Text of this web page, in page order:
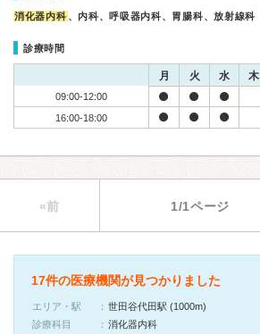
消化器内科 、内科、呼吸器内科、胃腸科、放射線科
診療時間
月 火 水 木
09:00-12:00
16:00-18:00
«前 1/1ページ
17件の医療機関が見つかりました
エリア・駅
世田谷代田駅 (1000m)
診療科目
消化器内科